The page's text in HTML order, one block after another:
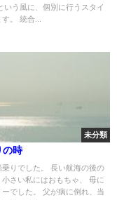
いう風に、個別に行うスタイ
。 統合...
未分類
の時
乗りでした。 長い航海の後の
小さい私にはおもちゃ、 母に
ーでした。 父が病に倒れ、当